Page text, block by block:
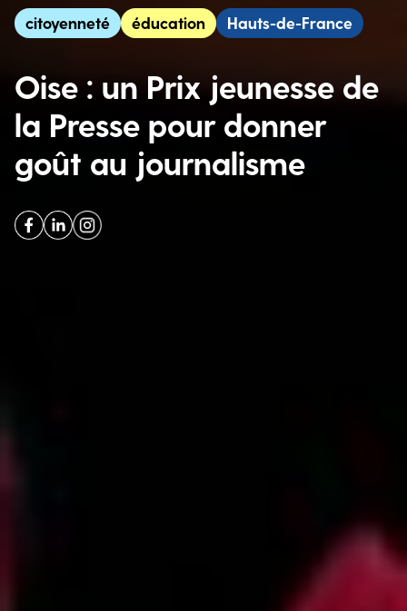
citoyenneté éducation Hauts-de-France
Oise : un Prix jeunesse de
la Presse pour donner
goût au journalisme